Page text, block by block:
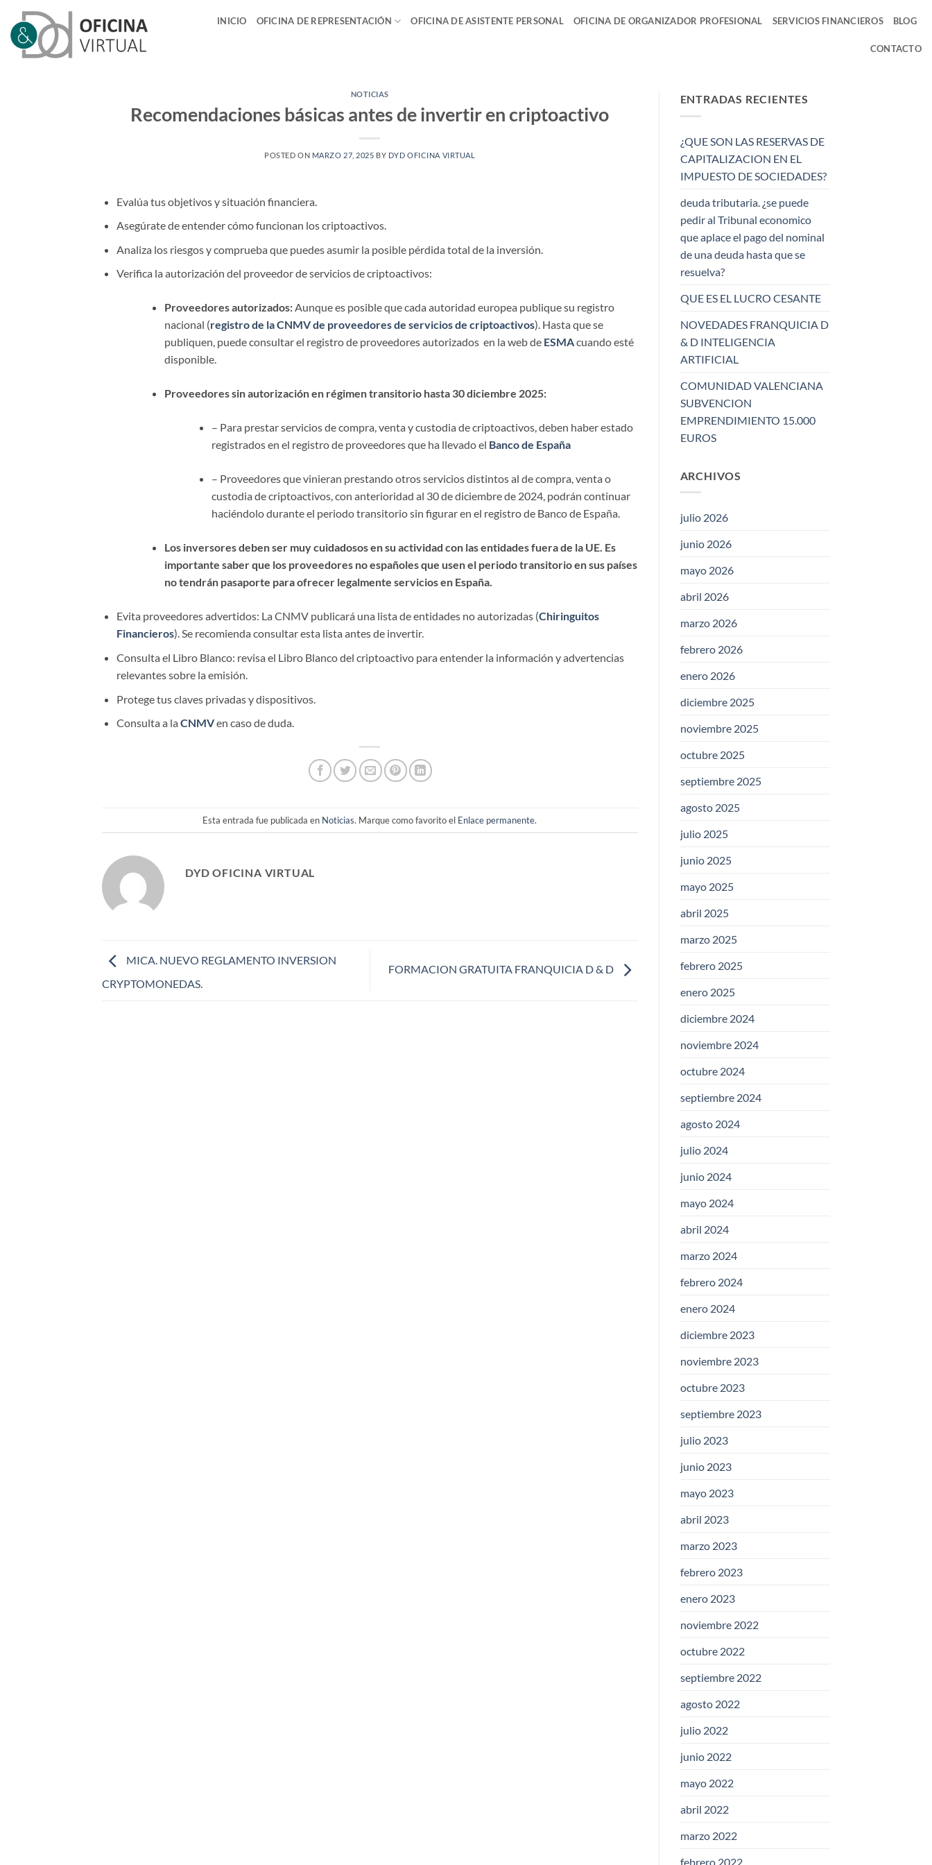
Saltar
contenido
INICIO OFICINA DE REPRESENTACIÓN OFICINA DE ASISTENTE PERSONAL OFICINA DE ORGANIZADOR PROFESIONAL SERVICIOS FINANCIEROS BLOG
CONTACTO
NOTICIAS
Recomendaciones básicas antes de invertir en criptoactivo
POSTED ON MARZO 27, 2025 BY DYD OFICINA VIRTUAL
Evalúa tus objetivos y situación financiera.
Asegúrate de entender cómo funcionan los criptoactivos.
Analiza los riesgos y comprueba que puedes asumir la posible pérdida total de la inversión.
Verifica la autorización del proveedor de servicios de criptoactivos:
Proveedores autorizados:Aunque es posible que cada autoridad europea publique su registro
nacional (registro de la CNMV de proveedores de servicios de criptoactivos). Hasta que se
publiquen, puede consultar el registro de proveedores autorizados en la web de ESMAcuando esté
disponible.
Proveedores sin autorización en régimen transitorio hasta 30 diciembre 2025:
– Para prestar servicios de compra, venta y custodia de criptoactivos, deben haber estado
registrados en el registro de proveedores que ha llevado el Banco de España
– Proveedores que vinieran prestando otros servicios distintos al de compra, venta o
custodia de criptoactivos, con anterioridad al 30 de diciembre de 2024, podrán continuar
haciéndolo durante el periodo transitorio sin figurar en el registro de Banco de España.
Los inversores deben ser muy cuidadosos en su actividad con las entidades fuera de la UE. Es
importante saber que los proveedores no españoles que usen el periodo transitorio en sus países
no tendrán pasaporte para ofrecer legalmente servicios en España.
Evita proveedores advertidos: La CNMV publicará una lista de entidades no autorizadas (Chiringuitos
Financieros). Se recomienda consultar esta lista antes de invertir.
Consulta el Libro Blanco: revisa el Libro Blanco del criptoactivo para entender la información y advertencias
relevantes sobre la emisión.
Protege tus claves privadas y dispositivos.
Consulta a la CNMVen caso de duda.
Esta entrada fue publicada en Noticias. Marque como favorito el Enlace permanente.
DYD OFICINA VIRTUAL
MICA. NUEVO REGLAMENTO INVERSION
CRYPTOMONEDAS.
FORMACION GRATUITA FRANQUICIA D & D
ENTRADAS RECIENTES
¿QUE SON LAS RESERVAS DE
CAPITALIZACION EN EL
IMPUESTO DE SOCIEDADES?
deuda tributaria. ¿se puede
pedir al Tribunal economico
que aplace el pago del nominal
de una deuda hasta que se
resuelva?
QUE ES EL LUCRO CESANTE
NOVEDADES FRANQUICIA D
& D INTELIGENCIA
ARTIFICIAL
COMUNIDAD VALENCIANA
SUBVENCION
EMPRENDIMIENTO 15.000
EUROS
ARCHIVOS
julio 2026
junio 2026
mayo 2026
abril 2026
marzo 2026
febrero 2026
enero 2026
diciembre 2025
noviembre 2025
octubre 2025
septiembre 2025
agosto 2025
julio 2025
junio 2025
mayo 2025
abril 2025
marzo 2025
febrero 2025
enero 2025
diciembre 2024
noviembre 2024
octubre 2024
septiembre 2024
agosto 2024
julio 2024
junio 2024
mayo 2024
abril 2024
marzo 2024
febrero 2024
enero 2024
diciembre 2023
noviembre 2023
octubre 2023
septiembre 2023
julio 2023
junio 2023
mayo 2023
abril 2023
marzo 2023
febrero 2023
enero 2023
noviembre 2022
octubre 2022
septiembre 2022
agosto 2022
julio 2022
junio 2022
mayo 2022
abril 2022
marzo 2022
febrero 2022